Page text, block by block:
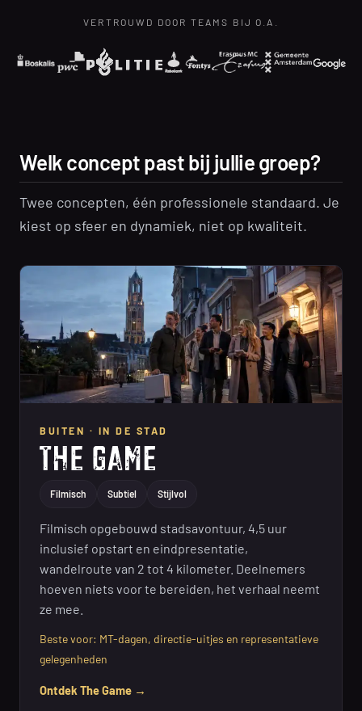
VERTROUWD DOOR TEAMS BIJ O.A.
Welk concept past bij jullie groep?
Twee concepten, één professionele standaard. Je
kiest op sfeer en dynamiek, niet op kwaliteit.
BUITEN · IN DE STAD
Filmisch Subtiel Stijlvol
Filmisch opgebouwd stadsavontuur, 4,5 uur
inclusief opstart en eindpresentatie,
wandelroute van 2 tot 4 kilometer. Deelnemers
hoeven niets voor te bereiden, het verhaal neemt
ze mee.
Beste voor: MT-dagen, directie-uitjes en representatieve
gelegenheden
Ontdek The Game →